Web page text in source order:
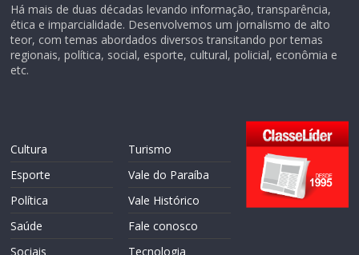
Há mais de duas décadas levando informação, transparência,
ética e imparcialidade. Desenvolvemos um jornalismo de alto
teor, com temas abordados diversos transitando por temas
regionais, política, social, esporte, cultural, policial, econômia e
etc.
Cultura
Esporte
Política
Saúde
Sociais
Turismo
Vale do Paraíba
Vale Histórico
Fale conosco
Tecnologia